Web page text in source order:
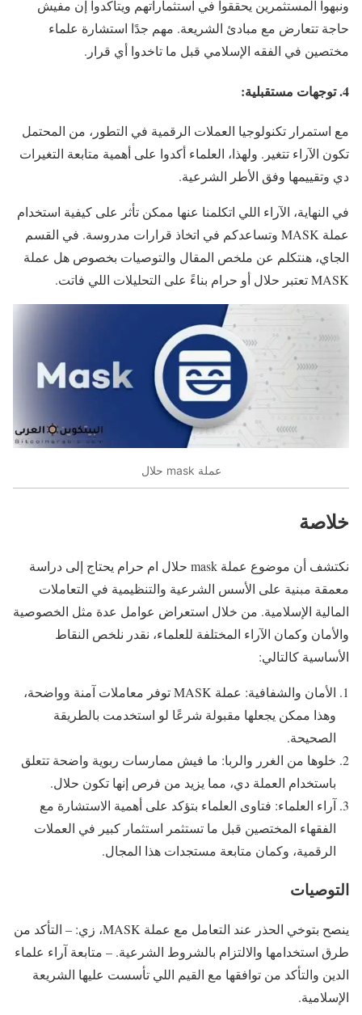
ونبهوا المستثمرين يحققوا في استثماراتهم ويتأكدوا إن مفيش
حاجة تتعارض مع مبادئ الشريعة. مهم جدًا استشارة علماء
مختصين في الفقه الإسلامي قبل ما تاخدوا أي قرار.
4. توجهات مستقبلية:
مع استمرار تكنولوجيا العملات الرقمية في التطور، من المحتمل
تكون الآراء تتغير. ولهذا، العلماء أكدوا على أهمية متابعة التغيرات
دي وتقييمها وفق الأطر الشرعية.
في النهاية، الآراء اللي اتكلمنا عنها ممكن تأثر على كيفية استخدام
عملة MASK وتساعدكم في اتخاذ قرارات مدروسة. في القسم
الجاي، هنتكلم عن ملخص المقال والتوصيات بخصوص هل عملة
MASK تعتبر حلال أو حرام بناءً على التحليلات اللي فاتت.
عملة mask حلال
خلاصة
نكتشف أن موضوع عملة mask حلال ام حرام يحتاج إلى دراسة
معمقة مبنية على الأسس الشرعية والتنظيمية في التعاملات
المالية الإسلامية. من خلال استعراض عوامل عدة مثل الخصوصية
والأمان وكمان الآراء المختلفة للعلماء، نقدر نلخص النقاط
الأساسية كالتالي:
الأمان والشفافية: عملة MASK توفر معاملات آمنة وواضحة،
وهذا ممكن يجعلها مقبولة شرعًا لو استخدمت بالطريقة
الصحيحة.
خلوها من الغرر والربا: ما فيش ممارسات ربوية واضحة تتعلق
باستخدام العملة دي، مما يزيد من فرص إنها تكون حلال.
آراء العلماء: فتاوى العلماء بتؤكد على أهمية الاستشارة مع
الفقهاء المختصين قبل ما تستثمر استثمار كبير في العملات
الرقمية، وكمان متابعة مستجدات هذا المجال.
التوصيات
ينصح بتوخي الحذر عند التعامل مع عملة MASK، زي: – التأكد من
طرق استخدامها والالتزام بالشروط الشرعية. – متابعة آراء علماء
الدين والتأكد من توافقها مع القيم اللي تأسست عليها الشريعة
الإسلامية.